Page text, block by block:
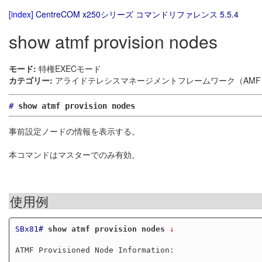
[index] CentreCOM x250シリーズ コマンドリファレンス 5.5.4
show atmf provision nodes
モード: 特権EXECモード
カテゴリー: アライドテレシスマネージメントフレームワーク（
# show atmf provision nodes
事前設定ノードの情報を表示する。
本コマンドはマスターでのみ有効。
使用例
SBx81# show atmf provision nodes ↓
ATMF Provisioned Node Information: